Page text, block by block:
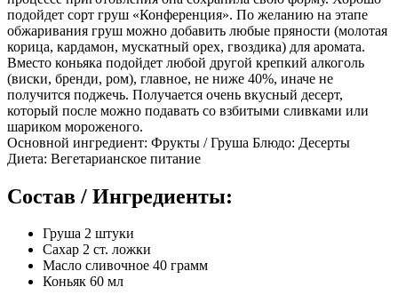
подойдет сорт груш «Конференция». По желанию на этапе
обжаривания груш можно добавить любые пряности (молотая
корица, кардамон, мускатный орех, гвоздика) для аромата.
Вместо коньяка подойдет любой другой крепкий алкоголь
(виски, бренди, ром), главное, не ниже 40%, иначе не
получится поджечь. Получается очень вкусный десерт,
который после можно подавать со взбитыми сливками или
шариком мороженого.
Основной ингредиент: Фрукты / Груша Блюдо: Десерты
Диета: Вегетарианское питание
Состав / Ингредиенты:
Груша 2 штуки
Сахар 2 ст. ложки
Масло сливочное 40 грамм
Коньяк 60 мл